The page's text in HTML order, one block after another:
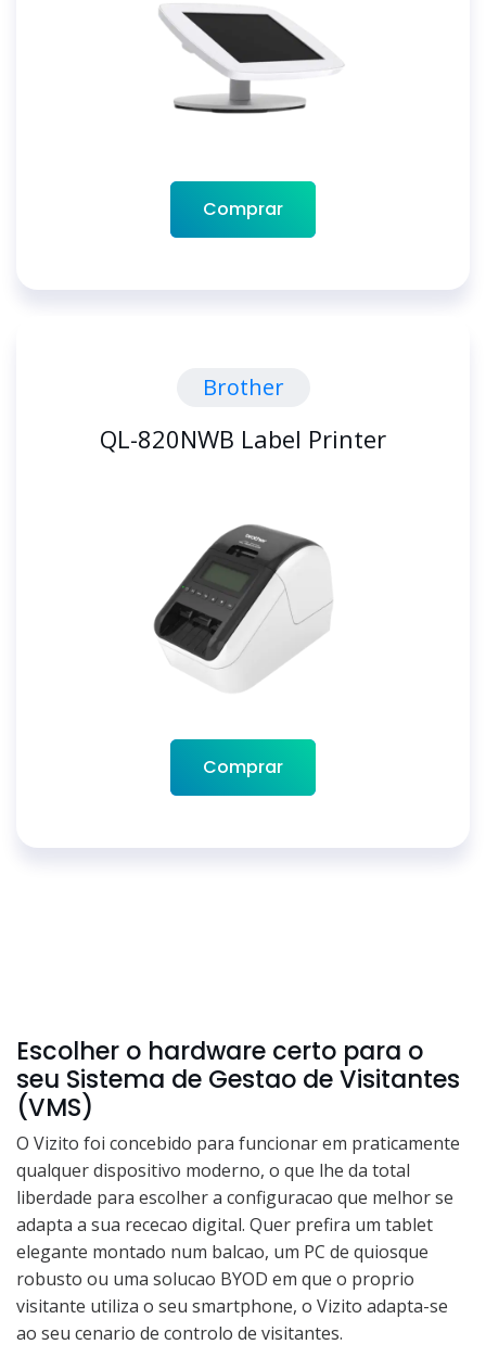
Comprar
Brother
QL-820NWB Label Printer
Comprar
Escolher o hardware certo para o
seu Sistema de Gestao de Visitantes
(VMS)
O Vizito foi concebido para funcionar em praticamente
qualquer dispositivo moderno, o que lhe da total
liberdade para escolher a configuracao que melhor se
adapta a sua rececao digital. Quer prefira um tablet
elegante montado num balcao, um PC de quiosque
robusto ou uma solucao BYOD em que o proprio
visitante utiliza o seu smartphone, o Vizito adapta-se
ao seu cenario de controlo de visitantes.